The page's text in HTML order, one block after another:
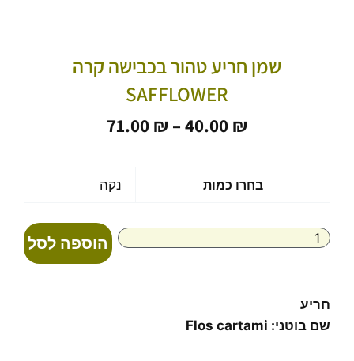
שמן חריע טהור בכבישה קרה
SAFFLOWER
40.00 ₪
–
71.00 ₪
עד בחרו כמות נקה
חריע
טהור
הוספה לסל
חריע
שם בוטני: Flos cartami